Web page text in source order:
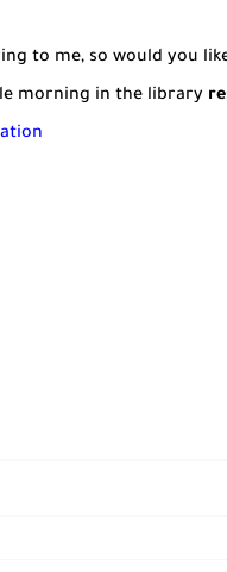
to me, so would you
morning in the library